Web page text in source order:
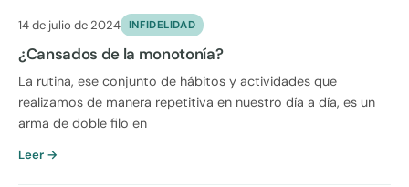
14 de julio de 2024 INFIDELIDAD
¿Cansados de la monotonía?
La rutina, ese conjunto de hábitos y actividades que
realizamos de manera repetitiva en nuestro día a día, es un
arma de doble filo en
Leer →